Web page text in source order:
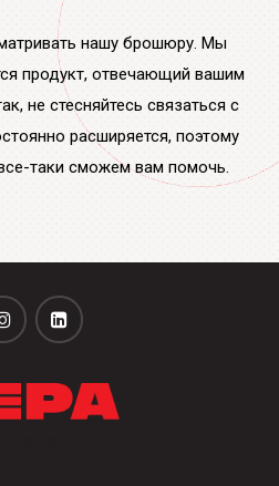
нашу брошюру. Мы
продукт, отвечающий вашим
не стесняйтесь связаться с
расширяется, поэтому
таки сможем вам помочь.